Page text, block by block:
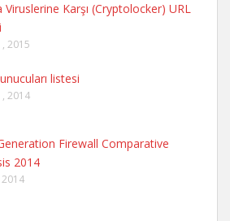
Viruslerine Karşı (Cryptolocker) URL
2015
listesi
2014
Firewall Comparative
2014
2014